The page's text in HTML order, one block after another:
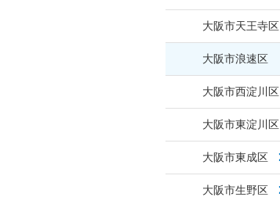
大阪市天王寺区
大阪市浪速区
大阪市西淀川区
大阪市東淀川区
大阪市東成区
大阪市生野区